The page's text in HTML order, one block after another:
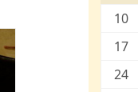
10
17
24